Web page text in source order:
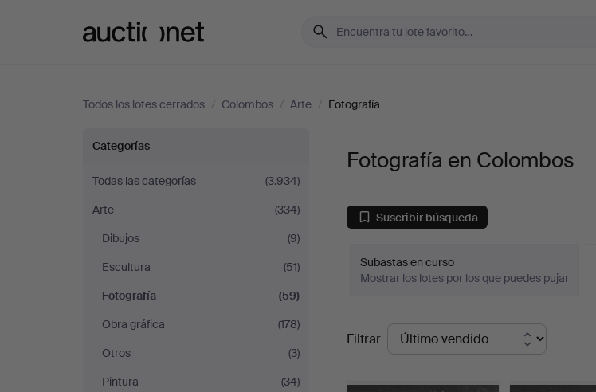
Todos los lotes cerrados / Colombos / Arte / Fotografía
Fotografía
en
Colombos
Categorías
Todas las categorías
(3.934)
Arte
(334)
Dibujos
(9)
Escultura
(51)
Fotografía
(59)
Obra gráfica
(178)
Otros
(3)
Pintura
(34)
Fotografía en Colombos
Suscribir búsqueda
Subastas en curso
Mostrar los lotes por los que puedes pujar
Precios
de
remate
Filtrar